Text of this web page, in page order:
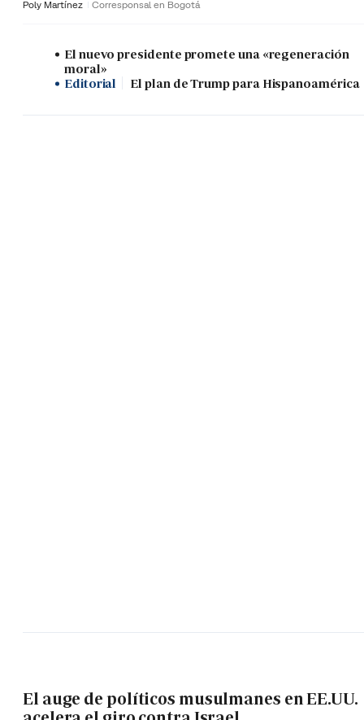
Poly Martínez Corresponsal en Bogotá
El nuevo presidente promete una «regeneración
moral»
Editorial
El plan de Trump para Hispanoamérica
El auge de políticos musulmanes en EE.UU.